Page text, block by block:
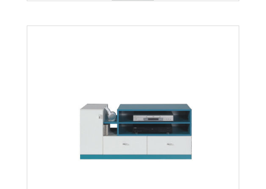
Mobi MO5
Więcej